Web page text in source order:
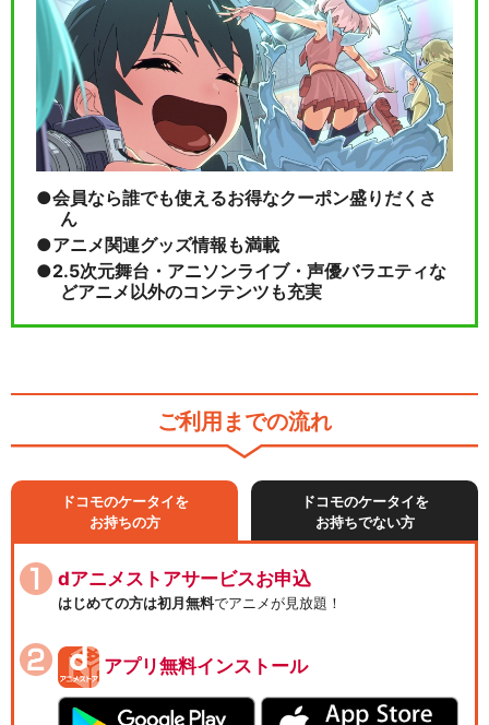
会員なら誰でも使えるお得なクーポン盛りだくさ
ん
アニメ関連グッズ情報も満載
2.5次元舞台・アニソンライブ・声優バラエティな
どアニメ以外のコンテンツも充実
ご利用までの流れ
ドコモのケータイを
お持ちの方
ドコモのケータイを
お持ちでない方
dアニメストアサービスお申込
はじめての方は初月無料でアニメが見放題！
アプリ無料インストール